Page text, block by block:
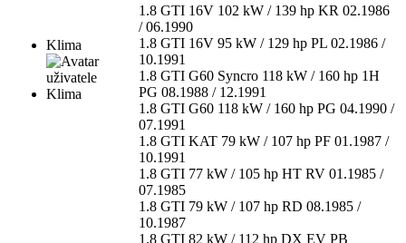
Klima
1.8 GTI 16V 102 kW / 139 hp KR 02.1986
/ 06.1990
1.8 GTI 16V 95 kW / 129 hp PL 02.1986 /
10.1991
1.8 GTI G60 Syncro 118 kW / 160 hp 1H
PG 08.1988 / 12.1991
1.8 GTI G60 118 kW / 160 hp PG 04.1990 /
07.1991
1.8 GTI KAT 79 kW / 107 hp PF 01.1987 /
10.1991
1.8 GTI 77 kW / 105 hp HT RV 01.1985 /
07.1985
1.8 GTI 79 kW / 107 hp RD 08.1985 /
10.1987
1.8 GTI 82 kW / 112 hp DX EV PB